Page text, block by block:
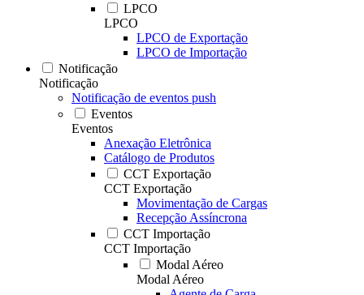
LPCO
LPCO
LPCO de Exportação
LPCO de Importação
Notificação
Notificação
Notificação de eventos push
Eventos
Eventos
Anexação Eletrônica
Catálogo de Produtos
CCT Exportação
CCT Exportação
Movimentação de Cargas
Recepção Assíncrona
CCT Importação
CCT Importação
Modal Aéreo
Modal Aéreo